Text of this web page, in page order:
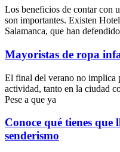
Los beneficios de contar con
son importantes. Existen
Salamanca, que han
Mayoristas de ropa
El final del verano no implica
actividad, tanto en la ciudad
Pese a que ya
Conoce qué tienes
senderismo